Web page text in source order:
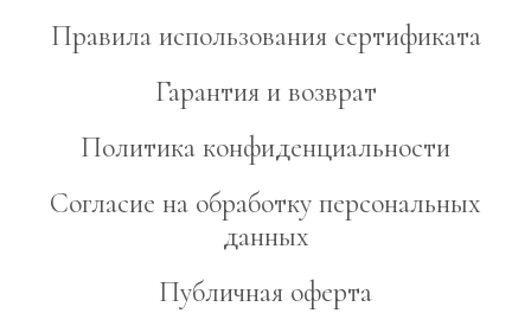
Правила использования сертификата
Гарантия и возврат
Политика конфиденциальности
Согласие на обработку персональных
данных
Публичная оферта